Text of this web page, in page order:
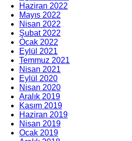
Haziran 2022
Mayıs 2022
Nisan 2022
Şubat 2022
Ocak 2022
Eylül 2021
Temmuz 2021
Nisan 2021
Eylül 2020
Nisan 2020
Aralık 2019
Kasım 2019
Haziran 2019
Nisan 2019
Ocak 2019